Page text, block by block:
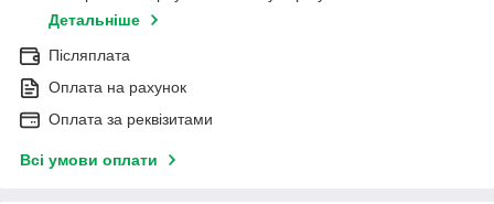
Детальніше
Післяплата
Оплата на рахунок
Оплата за реквізитами
Всі умови оплати